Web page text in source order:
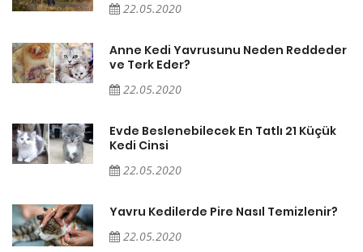
22.05.2020
Anne Kedi Yavrusunu Neden Reddeder
ve Terk Eder?
22.05.2020
Evde Beslenebilecek En Tatlı 21 Küçük
Kedi Cinsi
22.05.2020
Yavru Kedilerde Pire Nasıl Temizlenir?
22.05.2020